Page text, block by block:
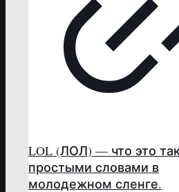
LOL (ЛОЛ) — что это
простыми словами в
молодежном сленге.